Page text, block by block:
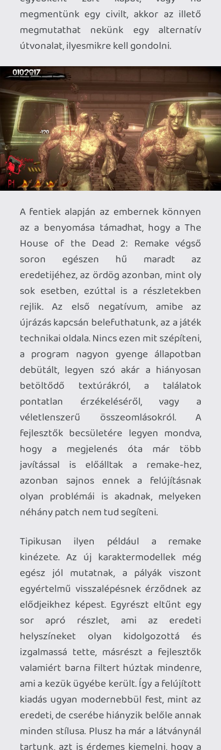
egész jól mutatnak, a pályák viszont
egyértelmű visszalépésnek érződnek az
elődjeikhez képest. Egyrészt eltűnt egy
sor apró részlet, ami az eredeti
izgalmassá tette, másrészt a fejlesztők
valamiért barna filtert húztak mindenre,
ami a kezük ügyébe került. Így a felújított
kiadás ugyan modernebbül fest, mint az
eredeti, de cserébe hiányzik belőle annak
minden stílusa. Plusz ha már a látványnál
tartunk, azt is érdemes kiemelni, hogy a
remake iszonyatos módon sötét lett. Ez
az első két fejezetben annyira még nem
zavaró, a csatornában és a
kolosszeumban viszont már sokszor az
bizonyossággal kivenni a feketeségben.
A látvány mellett ráadásul a játékmenet is
kapott pár újítást, amik inkább elvesznek
a lövöldözés élményéből, mintsem
hozzáadnának ahhoz. A zombik néha
például egyszerre szakadnak a
nyakunkba, ezzel zárójelbe téve a
célpontok priorizálásának fontosságát,
valamint a főellenfelek átalakított
viselkedése is minimum
megkérdőjelezhető sok esetben. Utóbbi
kategóriában az első pálya végén
található Judgement az, ami nagyon
feltűnő, itt ugyanis Zeal, akit el kell
találnunk, hogy sérülést okozzunk a
bossnak, sokszor csak egy-egy pillanatra
bukkan elő a fedezékéből, így szinte
játékteremben lennénk, meg lehetne
magyarázni a dolgot azzal, hogy a
fejlesztők épp most turkálnak a
zsebünkben a következő százas után
kutatva, de „otthoni” környezetben annál
indokolatlanabb ez a megoldás.
Végezetül pedig muszáj megemlékezni a
szinkronról is. Ezen a téren az eredeti
The House of the Dead 2 is legendásan
rosszul teljesített, a remake azonban
még ezt az alacsony lécet is csak
helyenként ugorja át. Főszereplőink
hangja például még egészen rendben
van, mindenki más azonban nagyon
gyenge lett. A civilek esetében az a
benyomásunk támadhat, hogy
szándékosan rájátszanak az eredeti